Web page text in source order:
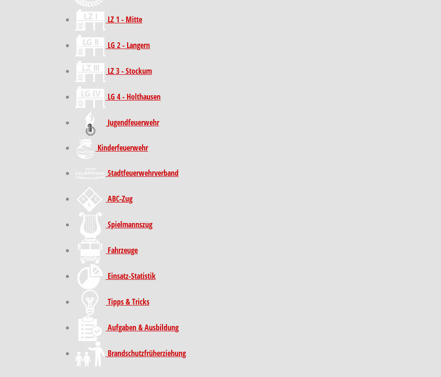
LZ 1 - Mitte
LG 2 - Langern
LZ 3 - Stockum
LG 4 - Holthausen
Jugendfeuerwehr
Kinder­feuer­wehr
Stadt­feuer­wehr­verband
ABC-Zug
Spielmannszug
Fahrzeuge
Einsatz-Statistik
Tipps & Tricks
Aufgaben & Ausbildung
Brand­schutz­früh­erziehung